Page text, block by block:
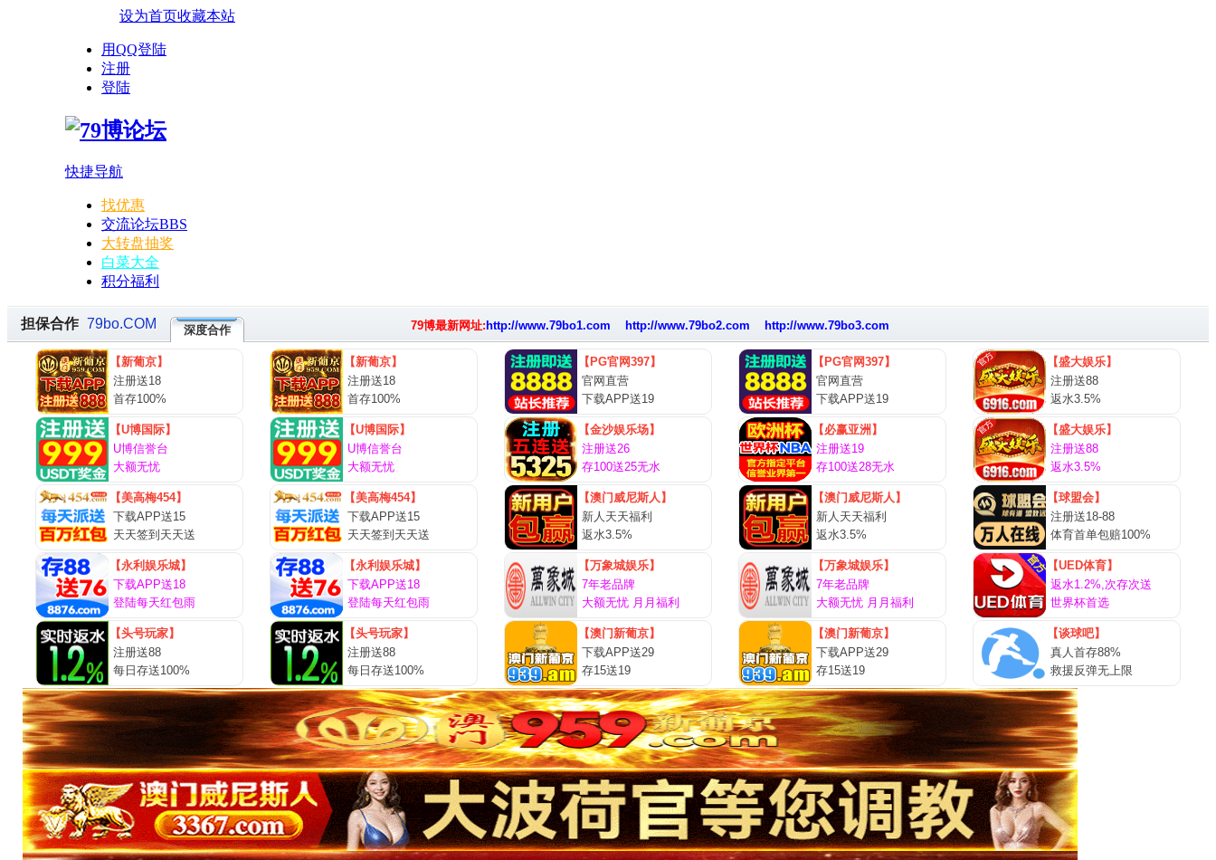
设为首页收藏本站
用QQ登陆
注册
登陆
快捷导航
找优惠
交流论坛BBS
大转盘抽奖
白菜大全
积分福利